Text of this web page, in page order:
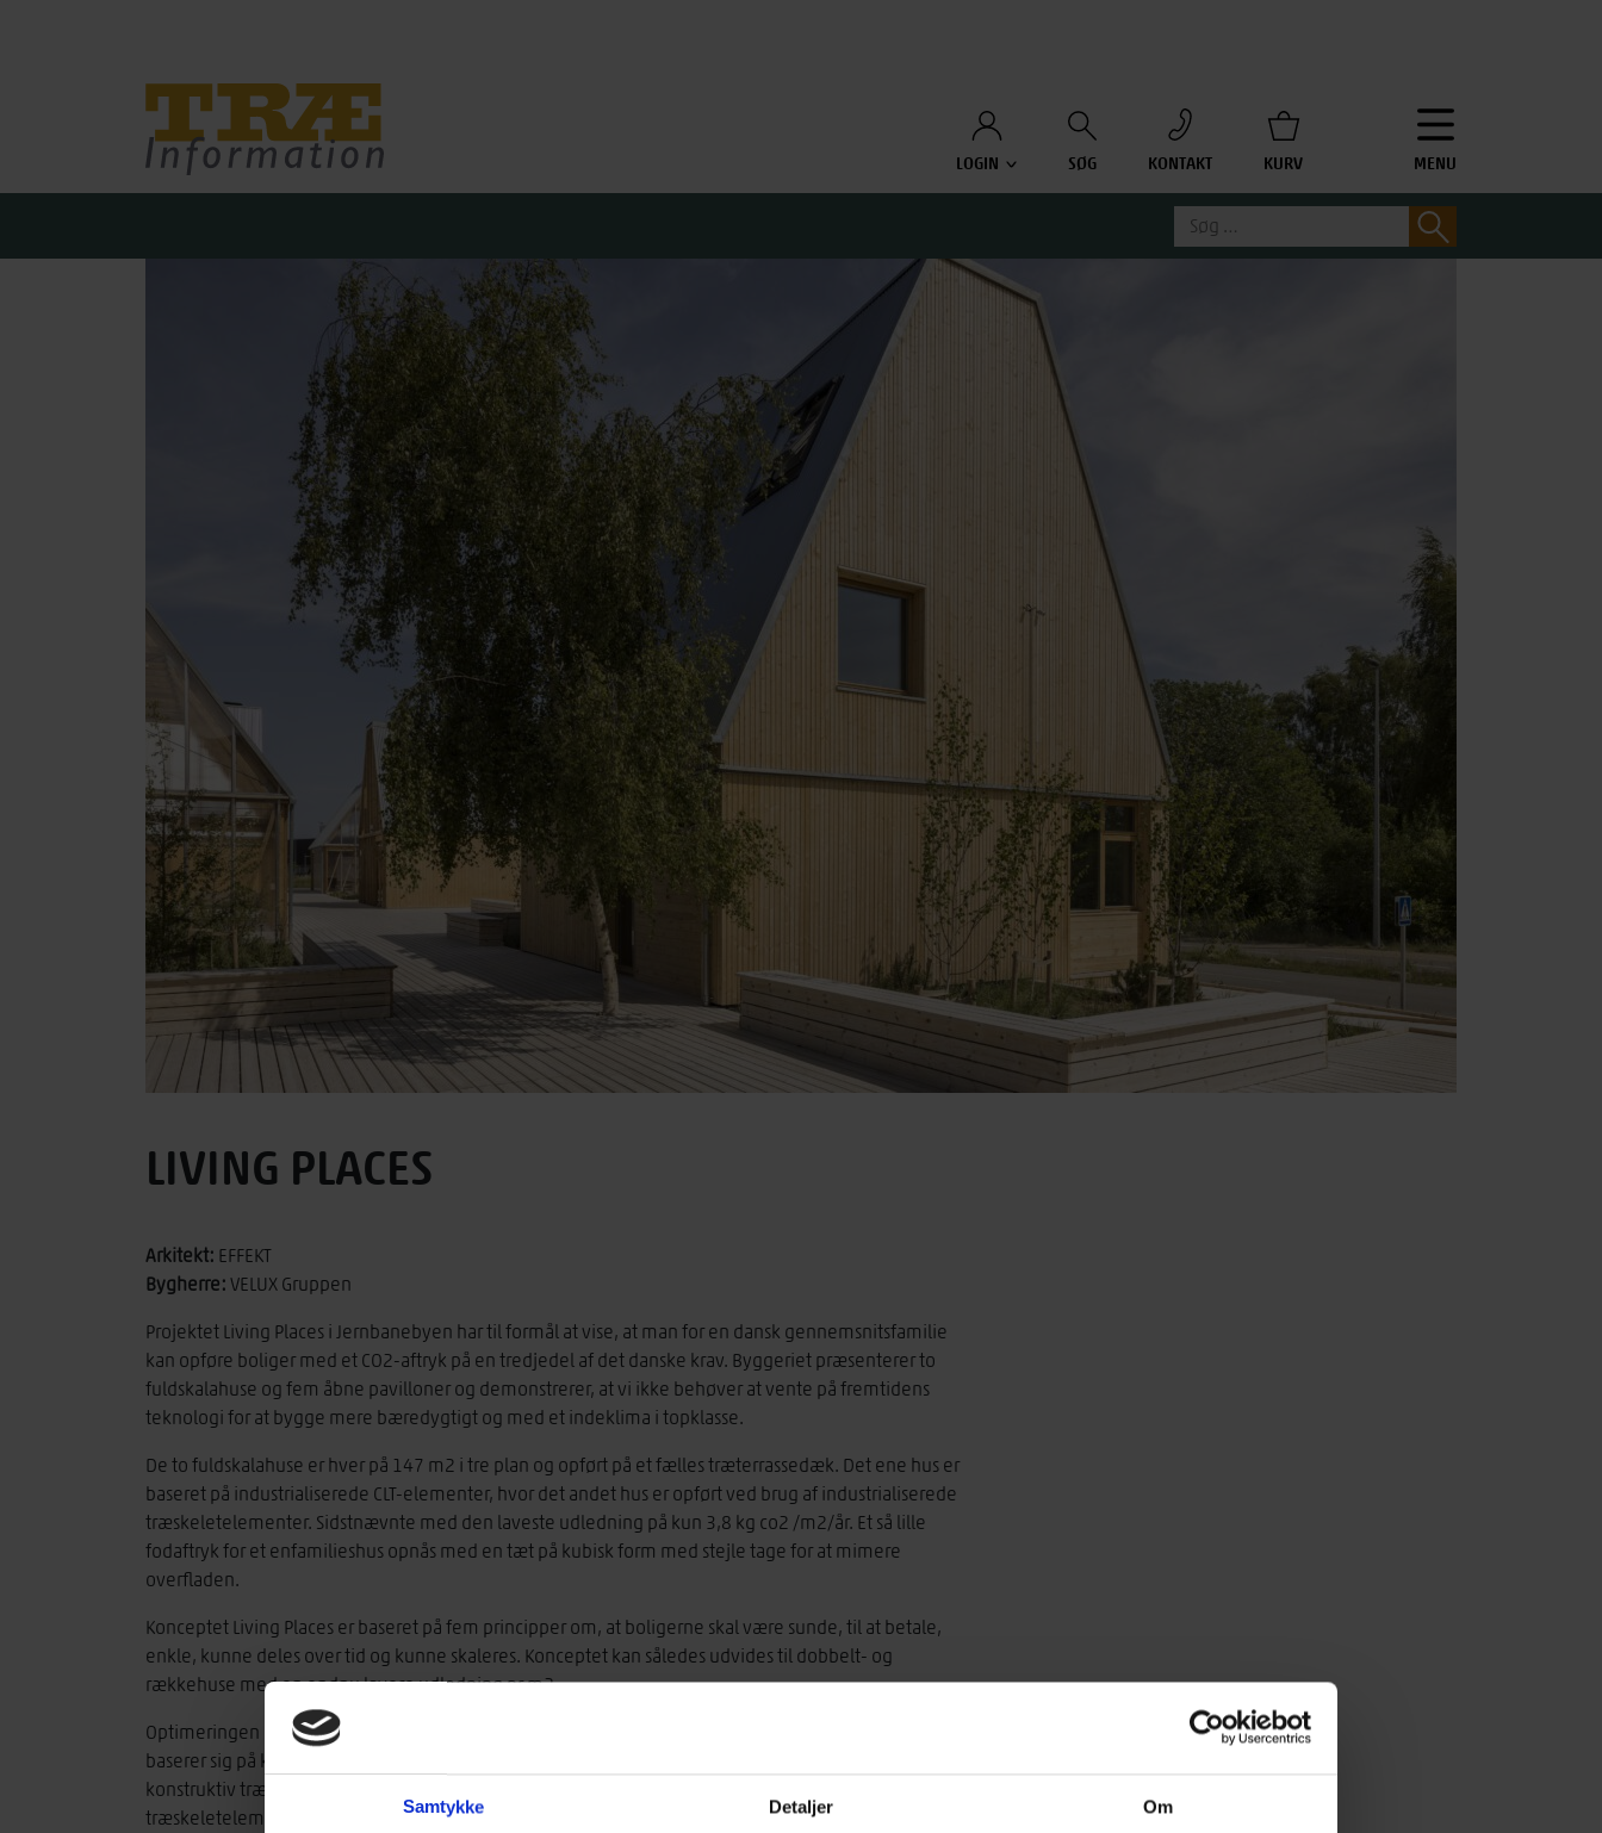
Samtykke Detaljer Om
LOGIN SØG KONTAKT KURV MENU
Søg
efter:
LIVING PLACES
Arkitekt: EFFEKT
Bygherre: VELUX Gruppen
Projektet Living Places i Jernbanebyen har til formål at vise, at man for en dansk gennemsnitsfamilie
kan opføre boliger med et CO2-aftryk på en tredjedel af det danske krav. Byggeriet præsenterer to
fuldskalahuse og fem åbne pavilloner og demonstrerer, at vi ikke behøver at vente på fremtidens
teknologi for at bygge mere bæredygtigt og med et indeklima i topklasse.
De to fuldskalahuse er hver på 147 m2 i tre plan og opført på et fælles træterrassedæk. Det ene hus er
baseret på industrialiserede CLT-elementer, hvor det andet hus er opført ved brug af industrialiserede
træskeletelementer. Sidstnævnte med den laveste udledning på kun 3,8 kg co2 /m2/år. Et så lille
fodaftryk for et enfamilieshus opnås med en tæt på kubisk form med stejle tage for at mimere
overfladen.
Konceptet Living Places er baseret på fem principper om, at boligerne skal være sunde, til at betale,
enkle, kunne deles over tid og kunne skaleres. Konceptet kan således udvides til dobbelt- og
rækkehuse med en endnu lavere udledning pr m2.
Optimeringen af materialeforbrug har medført et anderledes formsprog inde som ude, som dog fortsat
baserer sig på kendte materialer og teknikker, der kunne dog godt have været tænkt mere i integreret
konstruktiv træbeskyttelse. Træ er det dominerende materiale, dog er flere skrå og lodrette flader i
træskeletelementboligen udført med store fibergips-plader med knasfuger, der ikke er spartlede, men